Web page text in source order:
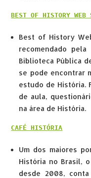
BEST OF HISTORY WEB
Best of History
recomendado
Biblioteca Pública
se pode encontrar
estudo de História.
de aula,
na área de História.
CAFÉ HISTÓRIA
Um dos maiores
História no Brasil,
desde 2008,